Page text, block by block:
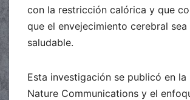
con la restricción calórica y que
que el envejecimiento cerebral sea
saludable.
Esta investigación se publicó en la
Nature Communications y el